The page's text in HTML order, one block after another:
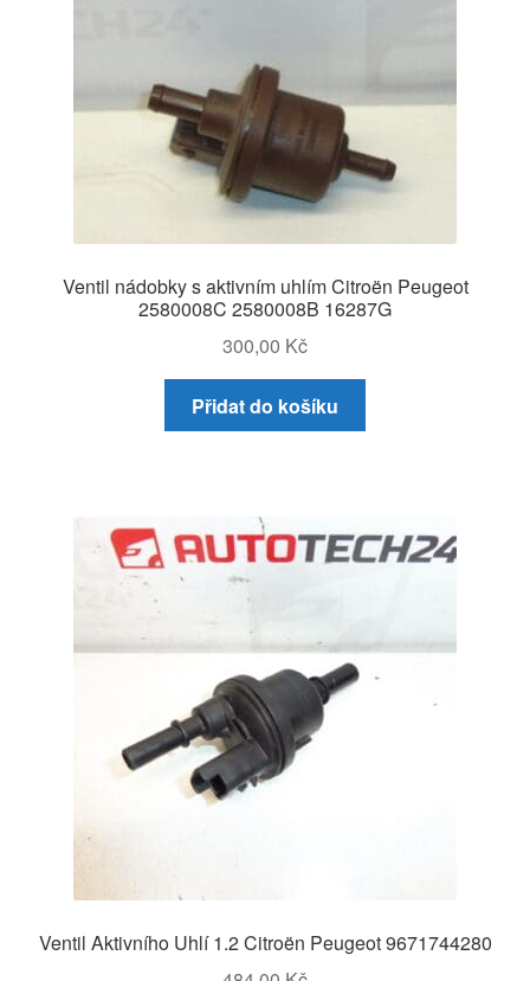
Platby
Reklamační řád
Ventil nádobky s aktivním uhlím Citroën Peugeot
2580008C 2580008B 16287G
300,00 Kč
Přidat do košíku
Ventil Aktivního Uhlí 1.2 Citroën Peugeot 9671744280